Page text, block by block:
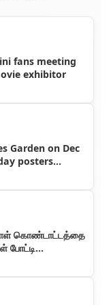
fans meeting
exhibitor
Garden on Dec
posters
நாள் கொண்டாட்டத்தை
போட்டி